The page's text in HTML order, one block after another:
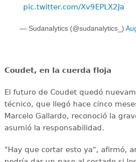
pic.twitter.com/Xv9EPLX2Ja
— Sudanalytics (@sudanalytics_)
Coudet, en la cuerda floja
El futuro de Coudet quedó
técnico, que llegó hace cinco
Marcelo Gallardo, reconoció la
asumió la responsabilidad.
"Hay que cortar esto ya", afirmó,